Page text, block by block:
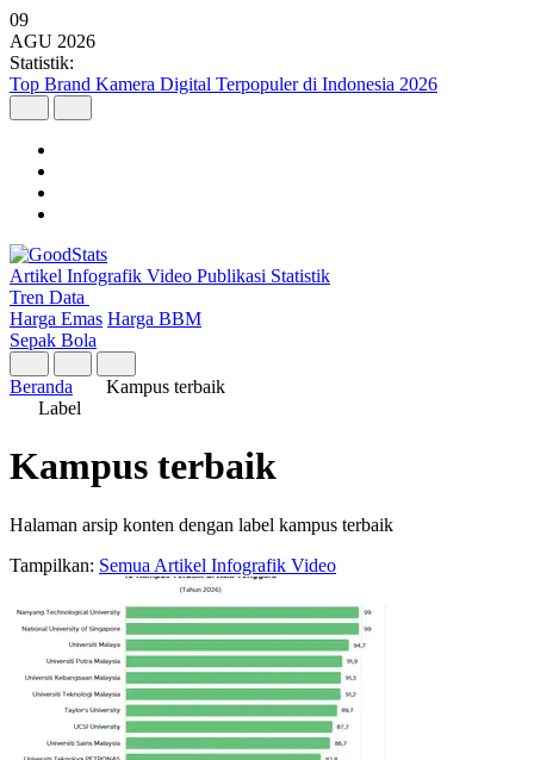
09
AGU 2026
Statistik:
Top Brand Kamera Digital Terpopuler di Indonesia 2026
Artikel Infografik Video Publikasi Statistik
Tren Data
Harga Emas Harga BBM
Sepak Bola
Beranda
Kampus terbaik
Label
Kampus terbaik
Halaman arsip konten dengan label kampus terbaik
Tampilkan: Semua Artikel Infografik Video